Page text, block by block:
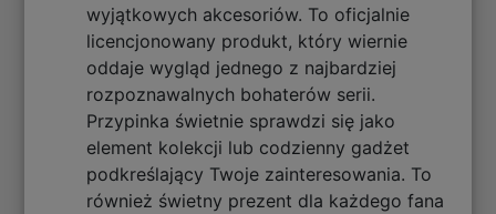
wyjątkowych akcesoriów. To oficjalnie
licencjonowany produkt, który wiernie
oddaje wygląd jednego z najbardziej
rozpoznawalnych bohaterów serii.
Przypinka świetnie sprawdzi się jako
element kolekcji lub codzienny gadżet
podkreślający Twoje zainteresowania. To
również świetny prezent dla każdego fana